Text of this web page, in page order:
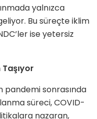
yalnızca
Bu süreçte iklim
ise yetersiz
pandemi sonrasında
süreci, COVID-
nazaran,